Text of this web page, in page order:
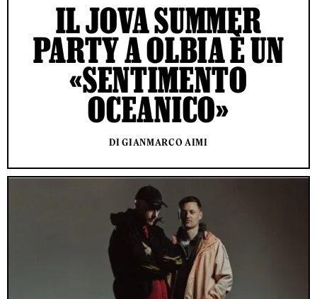
IL JOVA SUMMER
PARTY A OLBIA È UN
«SENTIMENTO
OCEANICO»
DI GIANMARCO AIMI